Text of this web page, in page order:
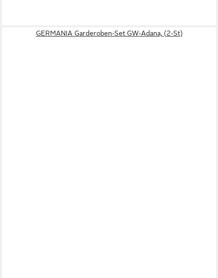
GERMANIA Garderoben-Set GW-Adana, (2-St)